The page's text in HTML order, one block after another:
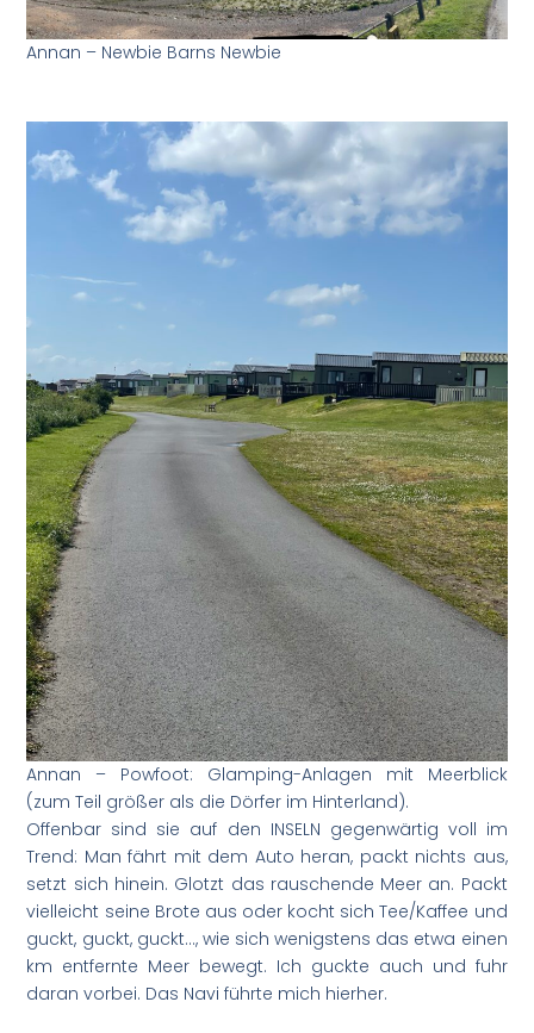
Annan – Newbie Barns Newbie
Annan – Powfoot: Glamping-Anlagen mit Meerblick
(zum Teil größer als die Dörfer im Hinterland).
Offenbar sind sie auf den INSELN gegenwärtig voll im
Trend: Man fährt mit dem Auto heran, packt nichts aus,
setzt sich hinein. Glotzt das rauschende Meer an. Packt
vielleicht seine Brote aus oder kocht sich Tee/Kaffee und
guckt, guckt, guckt…, wie sich wenigstens das etwa einen
km entfernte Meer bewegt. Ich guckte auch und fuhr
daran vorbei. Das Navi führte mich hierher.